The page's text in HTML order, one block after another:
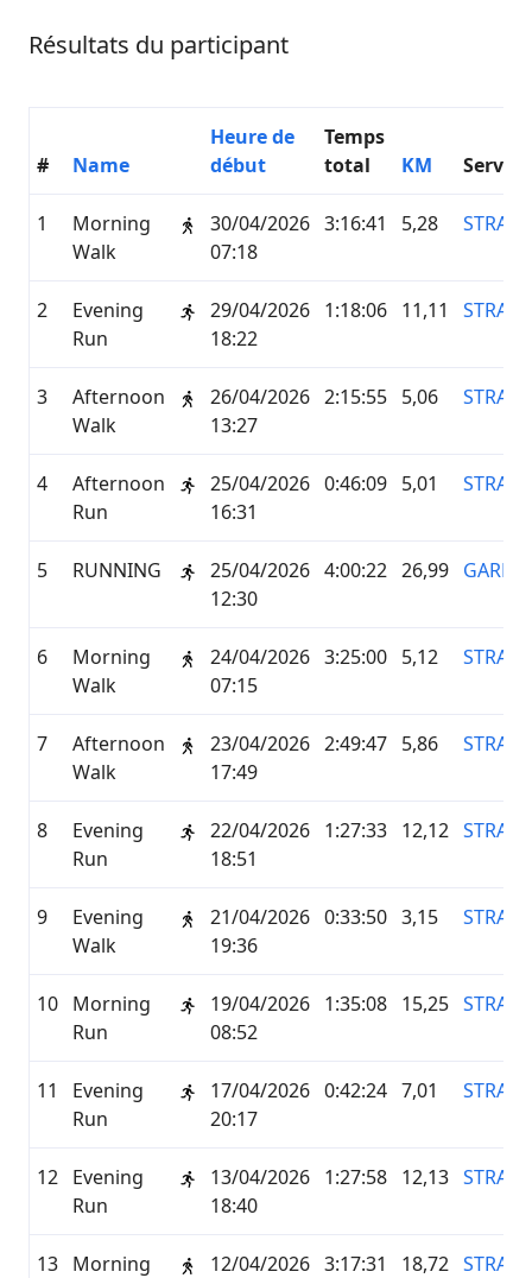
Résultats du participant
# Name
Heure de
début
Temps
total
KM Service
1
Morning
Walk
30/04/2026
07:18
3:16:41 5,28 STRAVA
2
Evening
Run
29/04/2026
18:22
1:18:06 11,11 STRAVA
3
Afternoon
Walk
26/04/2026
13:27
2:15:55 5,06 STRAVA
4
Afternoon
Run
25/04/2026
16:31
0:46:09 5,01 STRAVA
5 RUNNING
25/04/2026
12:30
4:00:22 26,99
6
Morning
Walk
24/04/2026
07:15
3:25:00 5,12 STRAVA
7
Afternoon
Walk
23/04/2026
17:49
2:49:47 5,86 STRAVA
8
Evening
Run
22/04/2026
18:51
1:27:33 12,12 STRAVA
9
Evening
Walk
21/04/2026
19:36
0:33:50 3,15 STRAVA
10 Morning
Run
19/04/2026
08:52
1:35:08 15,25 STRAVA
11
Evening
Run
17/04/2026
20:17
0:42:24 7,01 STRAVA
12 Evening
Run
13/04/2026
18:40
1:27:58 12,13 STRAVA
13 Morning
12/04/2026 3:17:31 18,72 STRAVA